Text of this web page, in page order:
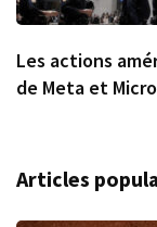
Les actions
de Meta et
Articles